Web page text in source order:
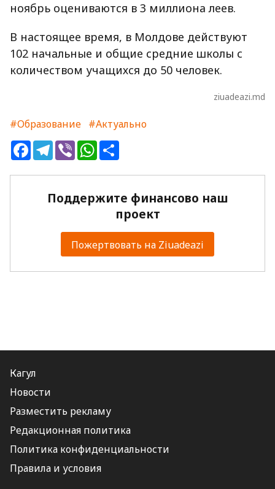
ноябрь оцениваются в 3 миллиона леев.
В настоящее время, в Молдове действуют
102 начальные и общие средние школы с
количеством учащихся до 50 человек.
ziuadeazi.md
#Образование #Актуально
FacebookTelegram
ViberWhatsApp
Поддержите финансово наш
проект
Пожертвовать на Ziuadeazi
Кагул
Новости
Разместить рекламу
Редакционная политика
Политика конфиденциальности
Правила и условия